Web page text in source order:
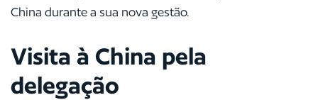
China durante a sua nova gestão.
Visita à China pela
delegação